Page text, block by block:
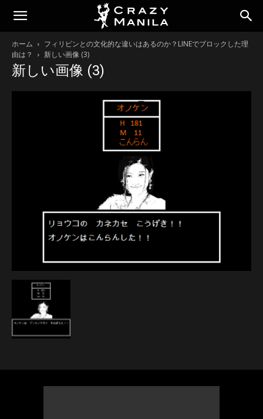
ホーム
フィリピンとの文化的な違いはあるのか？LINEでブロックした理
由は？
新しい画像 (3)
新しい画像 (3)